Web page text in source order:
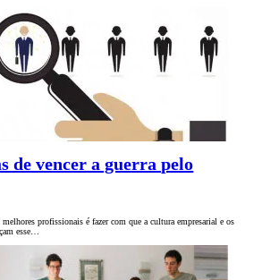
de vencer a guerra pelo
melhores profissionais é fazer com que a cultura empresarial e os
esse…